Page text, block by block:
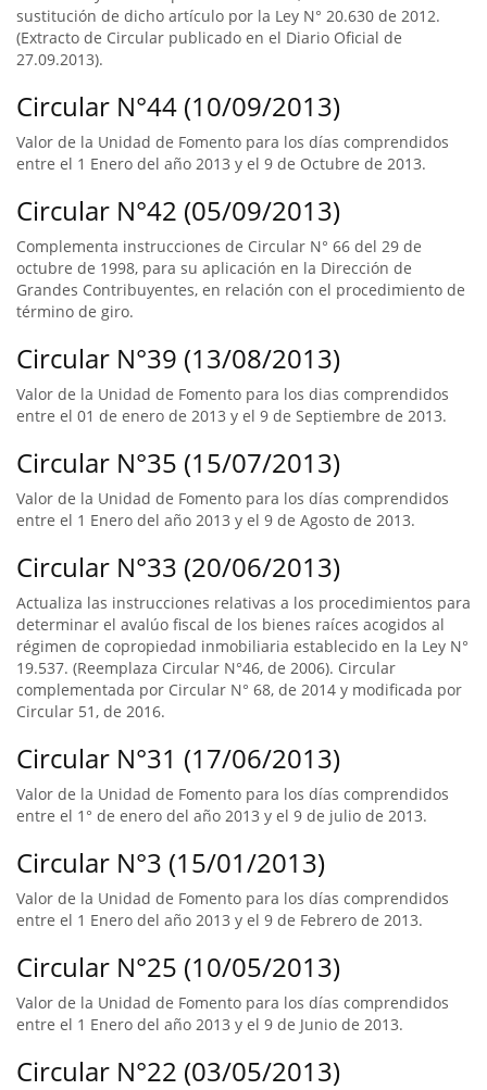
sustitución de dicho artículo por la Ley N° 20.630 de 2012.
(Extracto de Circular publicado en el Diario Oficial de
27.09.2013).
Circular N°44 (10/09/2013)
Valor de la Unidad de Fomento para los días comprendidos
entre el 1 Enero del año 2013 y el 9 de Octubre de 2013.
Circular N°42 (05/09/2013)
Complementa instrucciones de Circular N° 66 del 29 de
octubre de 1998, para su aplicación en la Dirección de
Grandes Contribuyentes, en relación con el procedimiento de
término de giro.
Circular N°39 (13/08/2013)
Valor de la Unidad de Fomento para los dias comprendidos
entre el 01 de enero de 2013 y el 9 de Septiembre de 2013.
Circular N°35 (15/07/2013)
Valor de la Unidad de Fomento para los días comprendidos
entre el 1 Enero del año 2013 y el 9 de Agosto de 2013.
Circular N°33 (20/06/2013)
Actualiza las instrucciones relativas a los procedimientos para
determinar el avalúo fiscal de los bienes raíces acogidos al
régimen de copropiedad inmobiliaria establecido en la Ley N°
19.537. (Reemplaza Circular N°46, de 2006). Circular
complementada por Circular N° 68, de 2014 y modificada por
Circular 51, de 2016.
Circular N°31 (17/06/2013)
Valor de la Unidad de Fomento para los días comprendidos
entre el 1° de enero del año 2013 y el 9 de julio de 2013.
Circular N°3 (15/01/2013)
Valor de la Unidad de Fomento para los días comprendidos
entre el 1 Enero del año 2013 y el 9 de Febrero de 2013.
Circular N°25 (10/05/2013)
Valor de la Unidad de Fomento para los días comprendidos
entre el 1 Enero del año 2013 y el 9 de Junio de 2013.
Circular N°22 (03/05/2013)